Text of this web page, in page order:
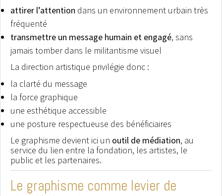
attirer l’attention dans un environnement urbain très
fréquenté
transmettre un message humain et engagé, sans
jamais tomber dans le militantisme visuel
La direction artistique privilégie donc :
la clarté du message
la force graphique
une esthétique accessible
une posture respectueuse des bénéficiaires
Le graphisme devient ici un outil de médiation, au
service du lien entre la fondation, les artistes, le
public et les partenaires.
Le graphisme comme levier de